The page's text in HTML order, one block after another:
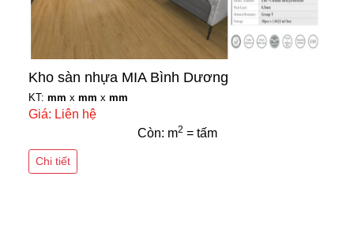
Kho sàn nhựa MIA Bình Dương
KT: mm x mm x mm
Giá: Liên hệ
Còn: m2 = tấm
Chi tiết